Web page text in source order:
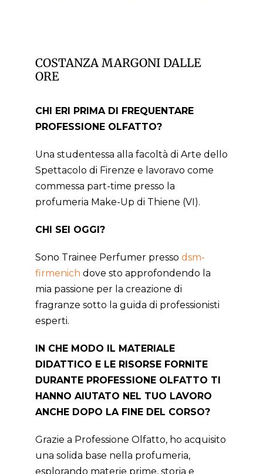
COSTANZA MARGONI DALLE
ORE
CHI ERI PRIMA DI FREQUENTARE
PROFESSIONE OLFATTO?
Una studentessa alla facoltà di Arte dello
Spettacolo di Firenze e lavoravo come
commessa part-time presso la
profumeria Make-Up di Thiene (VI).
CHI SEI OGGI?
Sono Trainee Perfumer presso dsm-
firmenich dove sto approfondendo la
mia passione per la creazione di
fragranze sotto la guida di professionisti
esperti.
IN CHE MODO IL MATERIALE
DIDATTICO E LE RISORSE FORNITE
DURANTE PROFESSIONE OLFATTO TI
HANNO AIUTATO NEL TUO LAVORO
ANCHE DOPO LA FINE DEL CORSO?
Grazie a Professione Olfatto, ho acquisito
una solida base nella profumeria,
esplorando materie prime, storia e